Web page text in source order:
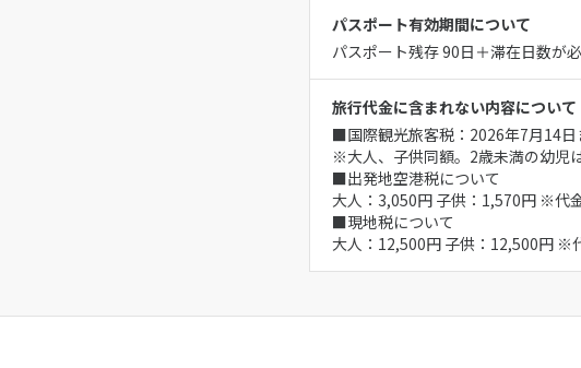
パスポート有効期間について
パスポート残存 90日＋滞在日数が必
旅行代金に含まれない内容について
■国際観光旅客税：2026年7月14
※大人、子供同額。2歳未満の幼児は
■出発地空港税について
大人：3,050円 子供：1,570円 ※代
■現地税について
大人：12,500円 子供：12,500円 ※